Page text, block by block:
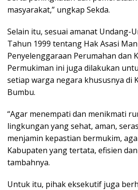
masyarakat,” ungkap Sekda.
Selain itu, sesuai amanat Undang-
Tahun 1999 tentang Hak Asasi
Penyelenggaraan Perumahan dan
Permukiman ini juga dilakukan
setiap warga negara khususnya di
Bumbu.
“Agar menempati dan menikmati
lingkungan yang sehat, aman,
menjamin kepastian bermukim,
Kabupaten yang tertata, efisien
tambahnya.
Untuk itu, pihak eksekutif juga